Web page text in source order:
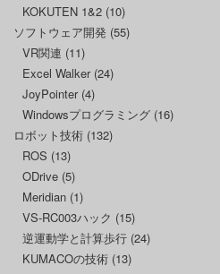
KOKUTEN 1&2 (10)
ソフトウェア開発 (55)
VR関連 (11)
Excel Walker(24)
JoyPointer(4)
Windowsプログラミング (16)
ロボット技術 (132)
ROS (13)
ODrive (5)
Meridian (1)
VS-RC003ハック (15)
逆運動学と計算歩行 (24)
KUMACOの技術 (13)